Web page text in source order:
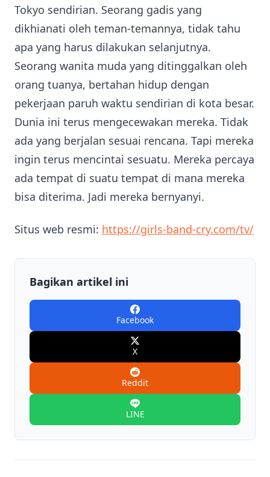
Tokyo sendirian. Seorang gadis yang
dikhianati oleh teman-temannya, tidak tahu
apa yang harus dilakukan selanjutnya.
Seorang wanita muda yang ditinggalkan oleh
orang tuanya, bertahan hidup dengan
pekerjaan paruh waktu sendirian di kota besar.
Dunia ini terus mengecewakan mereka. Tidak
ada yang berjalan sesuai rencana. Tapi mereka
ingin terus mencintai sesuatu. Mereka percaya
ada tempat di suatu tempat di mana mereka
bisa diterima. Jadi mereka bernyanyi.
Situs web resmi: https://girls-band-cry.com/tv/
Bagikan artikel ini
Facebook
X
Reddit
LINE